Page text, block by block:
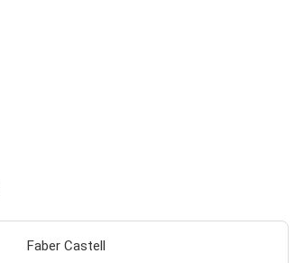
Faber Castell